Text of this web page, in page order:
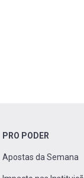
PRO PODER
Apostas da Semana